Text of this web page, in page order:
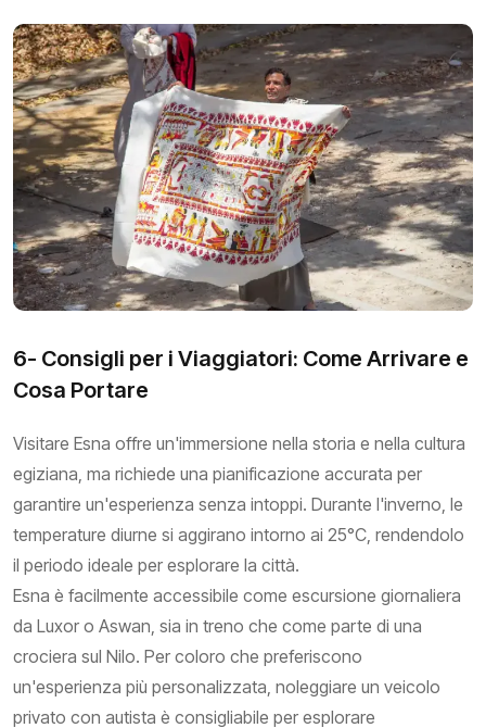
6- Consigli per i Viaggiatori: Come Arrivare e
Cosa Portare
Visitare Esna offre un'immersione nella storia e nella cultura
egiziana, ma richiede una pianificazione accurata per
garantire un'esperienza senza intoppi. Durante l'inverno, le
temperature diurne si aggirano intorno ai 25°C, rendendolo
il periodo ideale per esplorare la città.
Esna è facilmente accessibile come escursione giornaliera
da Luxor o Aswan, sia in treno che come parte di una
crociera sul Nilo. Per coloro che preferiscono
un'esperienza più personalizzata, noleggiare un veicolo
privato con autista è consigliabile per esplorare